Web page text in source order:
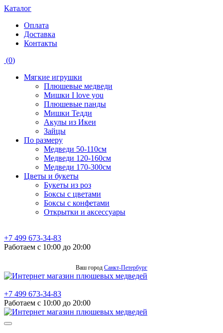
Каталог
Оплата
Доставка
Контакты
(0)
Мягкие игрушки
Плюшевые медведи
Мишки I love you
Плюшевые панды
Мишки Тедди
Акулы из Икеи
Зайцы
По размеру
Медведи 50-110см
Медведи 120-160см
Медведи 170-300см
Цветы и букеты
Букеты из роз
Боксы с цветами
Боксы с конфетами
Открытки и аксессуары
+7 499 673-34-83
Работаем с 10:00 до 20:00
Ваш город Санкт-Петербург
+7 499 673-34-83
Работаем с 10:00 до 20:00